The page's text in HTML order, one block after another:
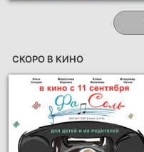
СКОРО В КИНО